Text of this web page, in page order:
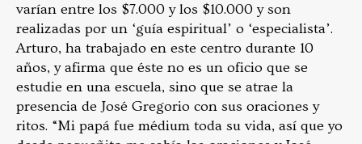
varían entre los $7.000 y los $10.000 y son
realizadas por un ‘guía espiritual’ o ‘especialista’.
Arturo, ha trabajado en este centro durante 10
años, y afirma que éste no es un oficio que se
estudie en una escuela, sino que se atrae la
presencia de José Gregorio con sus oraciones y
ritos. “Mi papá fue médium toda su vida, así que yo